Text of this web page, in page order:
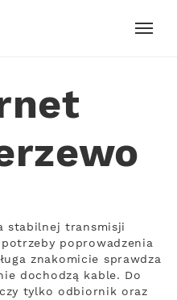
stabilnej transmisji
poprowadzenia
znakomicie sprawdza
dochodzą kable. Do
tylko odbiornik oraz